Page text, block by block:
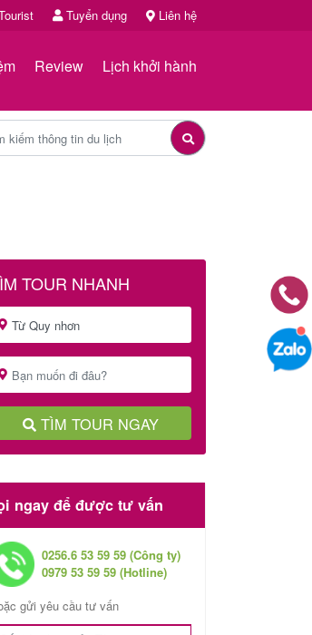
Tuyển dụng Liên hệ
Review Lịch khởi hành
TOUR NHANH
TÌM TOUR NGAY
ngay để được tư vấn
0256.6 53 59 59 (Công ty)
0979 53 59 59 (Hotline)
gửi yêu cầu tư vấn